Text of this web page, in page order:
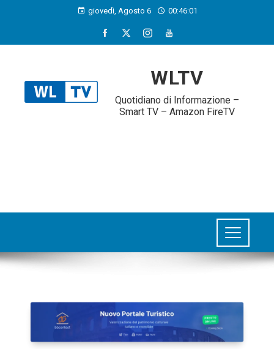
giovedì, Agosto 6 00:46:01
WLTV
Quotidiano di Informazione –
Smart TV – Amazon FireTV